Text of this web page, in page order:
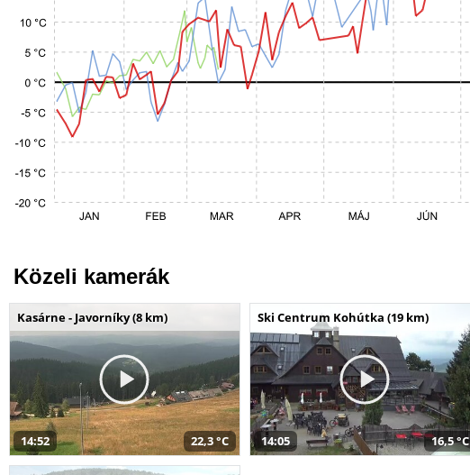
Közeli kamerák
Kasárne - Javorníky (8 km)
14:52 22,3 °C
Ski Centrum Kohútka (19 km)
14:05 16,5 °C